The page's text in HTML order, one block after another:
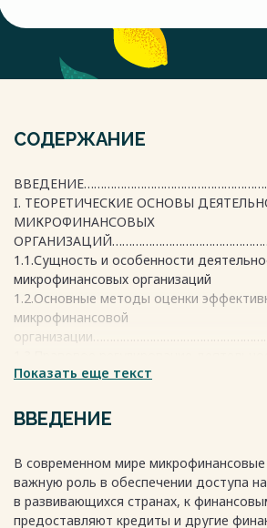
СОДЕРЖАНИЕ
I. ТЕОРЕТИЧЕСКИЕ ОСНОВЫ
МИКРОФИНАНСОВЫХ
1.1.Сущность и особенности
микрофинансовых организаций
1.2.Основные методы оценки
микрофинансовой
микрофинансовых
II. АНАЛИЗ И ОЦЕНКА ЭФФЕКТИВНОСТИ
МИКРОФИНАНСОВОЙ ОРГАНИЗАЦИИ
2.1.Экономическая характеристика
поток»…………
2.2.Анализ финансового состояния
Показать еще текст
ВВЕДЕНИЕ
В современном мире
важную роль в обеспечении доступа
в развивающихся странах, к
предоставляют кредиты и другие